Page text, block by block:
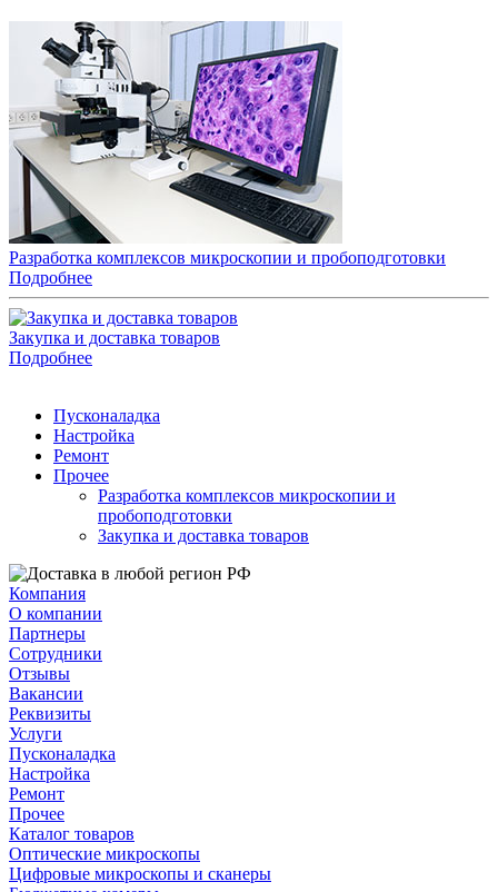
Разработка комплексов микроскопии и пробоподготовки
Подробнее
Закупка и доставка товаров
Подробнее
Пусконаладка
Настройка
Ремонт
Прочее
Разработка комплексов микроскопии и
пробоподготовки
Закупка и доставка товаров
Компания
О компании
Партнеры
Сотрудники
Отзывы
Вакансии
Реквизиты
Услуги
Пусконаладка
Настройка
Ремонт
Прочее
Каталог товаров
Оптические микроскопы
Цифровые микроскопы и сканеры